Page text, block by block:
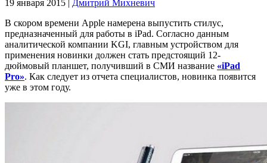
19 января 2015 | Дмитрий Михневич
В скором времени Apple намерена выпустить стилус,
предназначенный для работы в iPad. Согласно данным
аналитической компании KGI, главным устройством для
применения новинки должен стать предстоящий 12-
дюймовый планшет, получивший в СМИ название «iPad
Pro». Как следует из отчета специалистов, новинка появится
уже в этом году.